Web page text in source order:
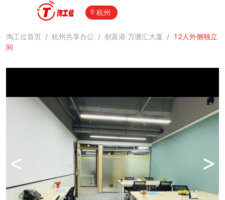
杭州
淘工位首页 / 杭州共享办公 / 创富港·万塘汇大厦 / 12人外侧独立
间
< >